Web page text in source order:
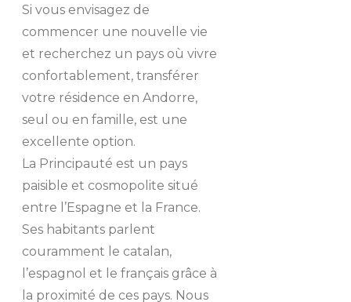
Si vous envisagez de
commencer une nouvelle vie
et recherchez un pays où vivre
confortablement, transférer
votre résidence en Andorre,
seul ou en famille, est une
excellente option.
La Principauté est un pays
paisible et cosmopolite situé
entre l’Espagne et la France.
Ses habitants parlent
couramment le catalan,
l’espagnol et le français grâce à
la proximité de ces pays. Nous